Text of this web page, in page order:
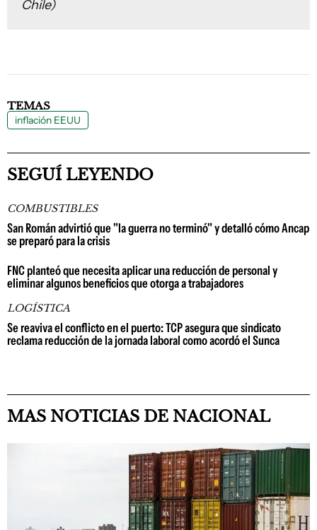
Chile)
TEMAS
inflación EEUU
SEGUÍ LEYENDO
COMBUSTIBLES
San Román advirtió que "la guerra no terminó" y detalló cómo Ancap
se preparó para la crisis
FNC planteó que necesita aplicar una reducción de personal y
eliminar algunos beneficios que otorga a trabajadores
LOGÍSTICA
Se reaviva el conflicto en el puerto: TCP asegura que sindicato
reclama reducción de la jornada laboral como acordó el Sunca
MAS NOTICIAS DE NACIONAL